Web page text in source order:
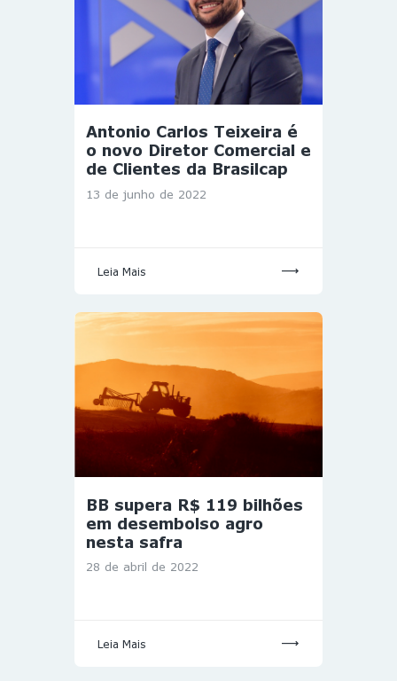
Antonio Carlos Teixeira é
o novo Diretor Comercial e
de Clientes da Brasilcap
13 de junho de 2022
Leia Mais
BB supera R$ 119 bilhões
em desembolso agro
nesta safra
28 de abril de 2022
Leia Mais